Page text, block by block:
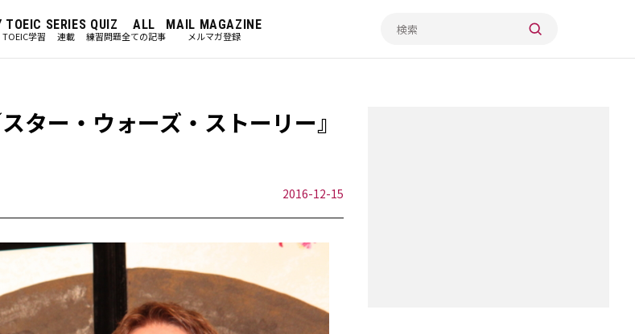
TOEIC
TOEIC学習
SERIES
連載
QUIZ
練習問題
ALL
全ての記事
MAIL MAGAZINE
メルマガ登録
ター・ウォーズ・ストーリー』
2016-12-15